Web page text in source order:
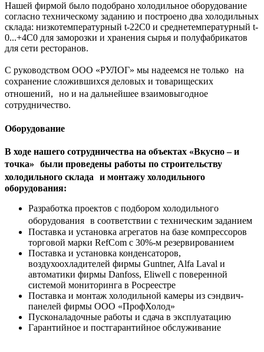
Нашей фирмой было подобрано холодильное оборудование
согласно техническому заданию и построено два холодильных
склада: низкотемпературный t-22C0 и среднетемпературный t-
0...+4C0 для заморозки и хранения сырья и полуфабрикатов
для сети ресторанов.
С руководством ООО «РУЛОГ» мы надеемся не только на
сохранение сложившихся деловых и товарищеских
отношений, но и на дальнейшее взаимовыгодное
сотрудничество.
Оборудование
В ходе нашего сотрудничества на объектах «Вкусно – и
точка» были проведены работы по строительству
холодильного склада и монтажу холодильного
оборудования:
Разработка проектов с подбором холодильного
оборудования в соответствии с техническим заданием
Поставка и установка агрегатов на базе компрессоров
торговой марки RefCom с 30%-м резервированием
Поставка и установка конденсаторов,
воздухоохладителей фирмы Guntner, Alfa Laval и
автоматики фирмы Danfoss, Eliwell с поверенной
системой мониторинга в Росреестре
Поставка и монтаж холодильной камеры из сэндвич-
панелей фирмы ООО «ПрофХолод»
Пусконаладочные работы и сдача в эксплуатацию
Гарантийное и постгарантийное обслуживание